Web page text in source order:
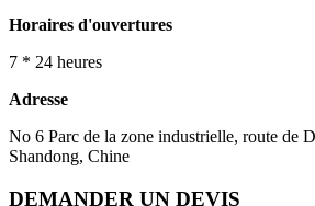
Horaires d'ouvertures
7 * 24 heures
Adresse
No 6 Parc de la zone industrielle, route de
Shandong, Chine
DEMANDER UN DEVIS